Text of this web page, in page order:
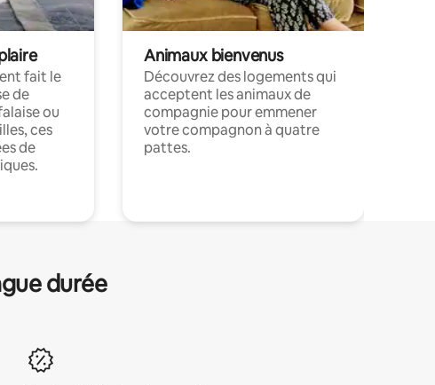
fait le
de
ou
ces
de
Animaux bienvenus
Découvrez des logements qui
acceptent les animaux de
compagnie pour emmener
votre compagnon à quatre
pattes.
durée